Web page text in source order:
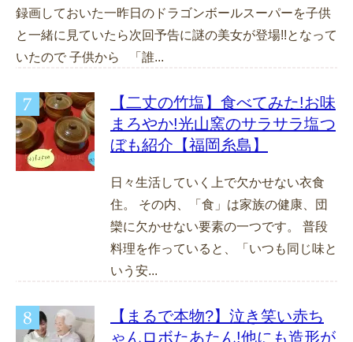
録画しておいた一昨日のドラゴンボールスーパーを子供
と一緒に見ていたら次回予告に謎の美女が登場!!となって
いたので 子供から 「誰...
【二丈の竹塩】食べてみた!お味
まろやか!光山窯のサラサラ塩つ
ぼも紹介【福岡糸島】
日々生活していく上で欠かせない衣食
住。 その内、「食」は家族の健康、団
欒に欠かせない要素の一つです。 普段
料理を作っていると、「いつも同じ味と
いう安...
【まるで本物?】泣き笑い赤ち
ゃんロボたあたん!他にも造形が